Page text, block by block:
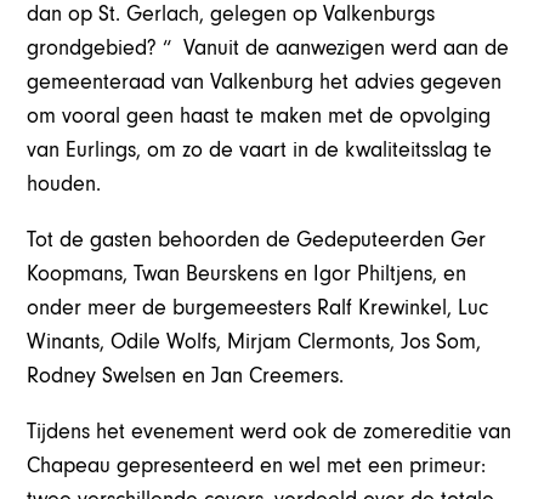
dan op St. Gerlach, gelegen op Valkenburgs
grondgebied? “ Vanuit de aanwezigen werd aan de
gemeenteraad van Valkenburg het advies gegeven
om vooral geen haast te maken met de opvolging
van Eurlings, om zo de vaart in de kwaliteitsslag te
houden.
Tot de gasten behoorden de Gedeputeerden Ger
Koopmans, Twan Beurskens en Igor Philtjens, en
onder meer de burgemeesters Ralf Krewinkel, Luc
Winants, Odile Wolfs, Mirjam Clermonts, Jos Som,
Rodney Swelsen en Jan Creemers.
Tijdens het evenement werd ook de zomereditie van
Chapeau gepresenteerd en wel met een primeur: